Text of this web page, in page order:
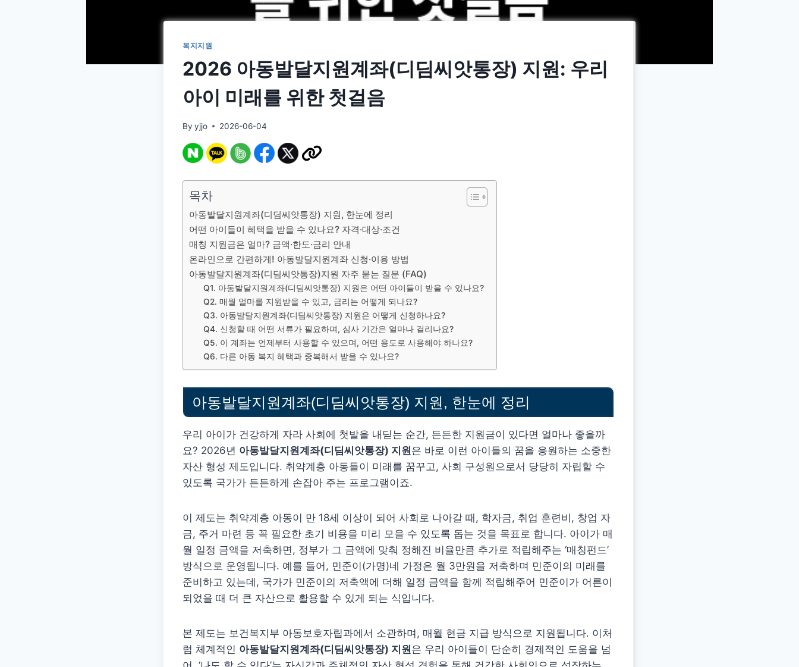
복지지원
2026 아동발달지원계좌(디딤씨앗통장) 지원: 우리
아이 미래를 위한 첫걸음
By yjjo 2026-06-04
목차
아동발달지원계좌(디딤씨앗통장) 지원, 한눈에 정리
어떤 아이들이 혜택을 받을 수 있나요? 자격·대상·조건
매칭 지원금은 얼마? 금액·한도·금리 안내
온라인으로 간편하게! 아동발달지원계좌 신청·이용 방법
아동발달지원계좌(디딤씨앗통장)지원 자주 묻는 질문 (FAQ)
Q1. 아동발달지원계좌(디딤씨앗통장) 지원은 어떤 아이들이 받을 수 있나요?
Q2. 매월 얼마를 지원받을 수 있고, 금리는 어떻게 되나요?
Q3. 아동발달지원계좌(디딤씨앗통장) 지원은 어떻게 신청하나요?
Q4. 신청할 때 어떤 서류가 필요하며, 심사 기간은 얼마나 걸리나요?
Q5. 이 계좌는 언제부터 사용할 수 있으며, 어떤 용도로 사용해야 하나요?
Q6. 다른 아동 복지 혜택과 중복해서 받을 수 있나요?
아동발달지원계좌(디딤씨앗통장) 지원, 한눈에 정리
우리 아이가 건강하게 자라 사회에 첫발을 내딛는 순간, 든든한 지원금이 있다면 얼마나 좋을까
요? 2026년 아동발달지원계좌(디딤씨앗통장) 지원은 바로 이런 아이들의 꿈을 응원하는 소중한
자산 형성 제도입니다. 취약계층 아동들이 미래를 꿈꾸고, 사회 구성원으로서 당당히 자립할 수
있도록 국가가 든든하게 손잡아 주는 프로그램이죠.
이 제도는 취약계층 아동이 만 18세 이상이 되어 사회로 나아갈 때, 학자금, 취업 훈련비, 창업 자
금, 주거 마련 등 꼭 필요한 초기 비용을 미리 모을 수 있도록 돕는 것을 목표로 합니다. 아이가 매
월 일정 금액을 저축하면, 정부가 그 금액에 맞춰 정해진 비율만큼 추가로 적립해주는 ‘매칭펀드’
방식으로 운영됩니다. 예를 들어, 민준이(가명)네 가정은 월 3만원을 저축하며 민준이의 미래를
준비하고 있는데, 국가가 민준이의 저축액에 더해 일정 금액을 함께 적립해주어 민준이가 어른이
되었을 때 더 큰 자산으로 활용할 수 있게 되는 식입니다.
본 제도는 보건복지부 아동보호자립과에서 소관하며, 매월 현금 지급 방식으로 지원됩니다. 이처
럼 체계적인 아동발달지원계좌(디딤씨앗통장) 지원은 우리 아이들이 단순히 경제적인 도움을 넘